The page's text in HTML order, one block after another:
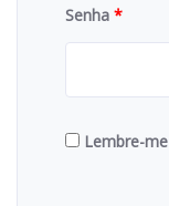
Senha *
Lembre-me